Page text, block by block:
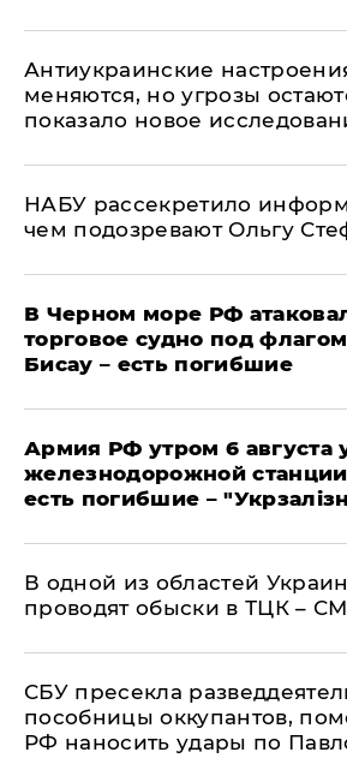
Антиукраинские
меняются, но угрозы
показало новое
НАБУ рассекретило
чем подозревают Ольгу
В Черном море РФ
торговое судно под
Бисау – есть погибшие
Армия РФ утром 6 августа
железнодорожной
есть погибшие –
В одной из областей
проводят обыски в ТЦК –
СБУ пресекла
пособницы оккупантов,
РФ наносить удары по